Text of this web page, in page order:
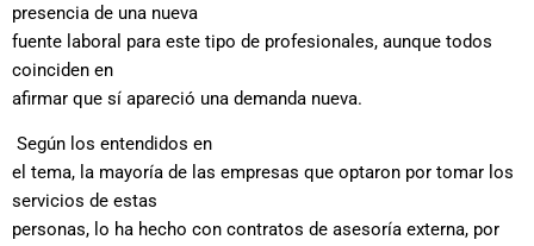
presencia de una nueva
fuente laboral para este tipo de profesionales, aunque todos
coinciden en
afirmar que sí apareció una demanda nueva.
Según los entendidos en
el tema, la mayoría de las empresas que optaron por tomar los
servicios de estas
personas, lo ha hecho con contratos de asesoría externa, por